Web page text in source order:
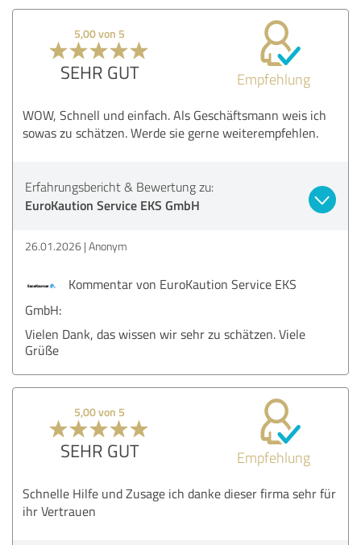
5,00 von 5
SEHR GUT Empfehlung
WOW, Schnell und einfach. Als Geschäftsmann weis ich
sowas zu schätzen. Werde sie gerne weiterempfehlen.
Erfahrungsbericht & Bewertung zu:
EuroKaution Service EKS GmbH
26.01.2026 Anonym
Kommentar von EuroKaution Service EKS
GmbH:
Vielen Dank, das wissen wir sehr zu schätzen. Viele
Grüße
5,00 von 5
SEHR GUT Empfehlung
Schnelle Hilfe und Zusage ich danke dieser firma sehr für
ihr Vertrauen